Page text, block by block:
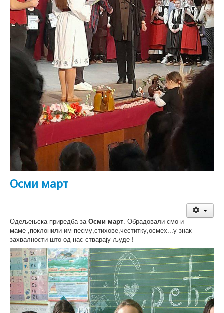
Осми март
Одељењска приредба за Осми март. Обрадовали смо и
маме ,поклонили им песму,стихове,честитку,осмех...у знак
захвалности што од нас стварају људе !